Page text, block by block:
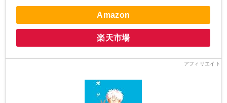
Amazon
楽天市場